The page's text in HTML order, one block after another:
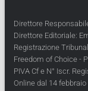
Direttore
Direttore Editoriale:
Registrazione
Freedom of Choice -
PIVA Cf e N° Iscr.
Online dal 14 febbraio